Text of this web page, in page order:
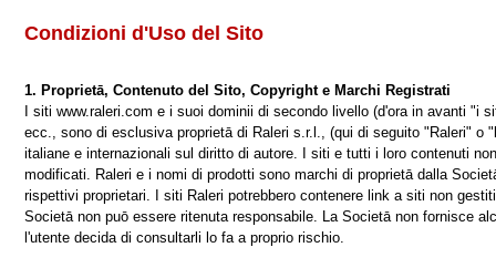
Condizioni d'Uso del Sito
1. Proprietā, Contenuto del Sito, Copyright e Marchi Registrati
I siti www.raleri.com e i suoi dominii di secondo livello (d'ora in avanti
ecc., sono di esclusiva proprietā di Raleri s.r.l., (qui di seguito "Raleri"
italiane e internazionali sul diritto di autore. I siti e tutti i loro contenuti
modificati. Raleri e i nomi di prodotti sono marchi di proprietā dalla
rispettivi proprietari. I siti Raleri potrebbero contenere link a siti non
Societā non puō essere ritenuta responsabile. La Societā non fornisce
l'utente decida di consultarli lo fa a proprio rischio.